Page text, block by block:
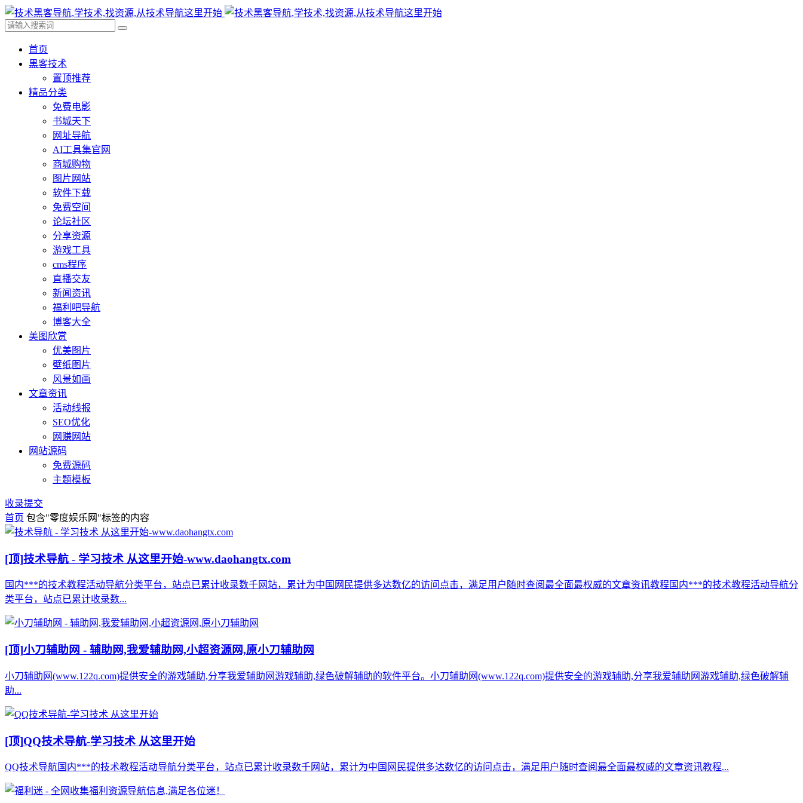
首页
黑客技术
置顶推荐
精品分类
免费电影
书城天下
网址导航
AI工具集官网
商城购物
图片网站
软件下载
免费空间
论坛社区
分享资源
游戏工具
cms程序
直播交友
新闻资讯
福利吧导航
博客大全
美图欣赏
优美图片
壁纸图片
风景如画
文章资讯
活动线报
SEO优化
网赚网站
网站源码
免费源码
主题模板
收录提交
首页 包含"零度娱乐网"标签的内容
[顶]技术导航 - 学习技术 从这里开始-www.daohangtx.com
国内***的技术教程活动导航分类平台，站点已累计收录数千网站，累计为中国网民提供多达数亿的访问点击，满足用户随时查阅最全面最权威的文章资讯教程国内***的技术教程活动导航分
类平台，站点已累计收录数...
[顶]小刀辅助网 - 辅助网,我爱辅助网,小超资源网,原小刀辅助网
小刀辅助网(www.122q.com)提供安全的游戏辅助,分享我爱辅助网游戏辅助,绿色破解辅助的软件平台。小刀辅助网(www.122q.com)提供安全的游戏辅助,分享我爱辅助网游戏辅助,绿色破解辅
助...
[顶]QQ技术导航-学习技术 从这里开始
QQ技术导航国内***的技术教程活动导航分类平台，站点已累计收录数千网站，累计为中国网民提供多达数亿的访问点击，满足用户随时查阅最全面最权威的文章资讯教程...